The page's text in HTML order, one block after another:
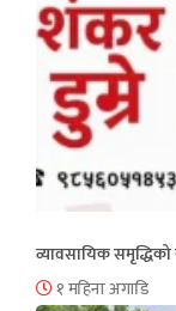
व्यावसायिक
१ महिना अगाडि